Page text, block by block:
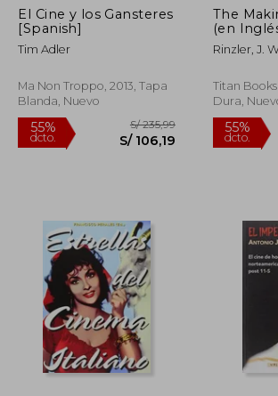
El Cine y los Gansteres
[Spanish]
Tim Adler
Ma Non Troppo, 2013, Tapa
Blanda, Nuevo
55%
dcto.
The
(en
Rinzler, J.
Titan Books
Dura,